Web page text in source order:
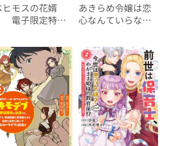
ヒモスの花婿
電子限定特装
あきらめ令嬢は恋
心なんていらな
はずなのに、婚約
者からの溺愛が止
まりません！～
（２）